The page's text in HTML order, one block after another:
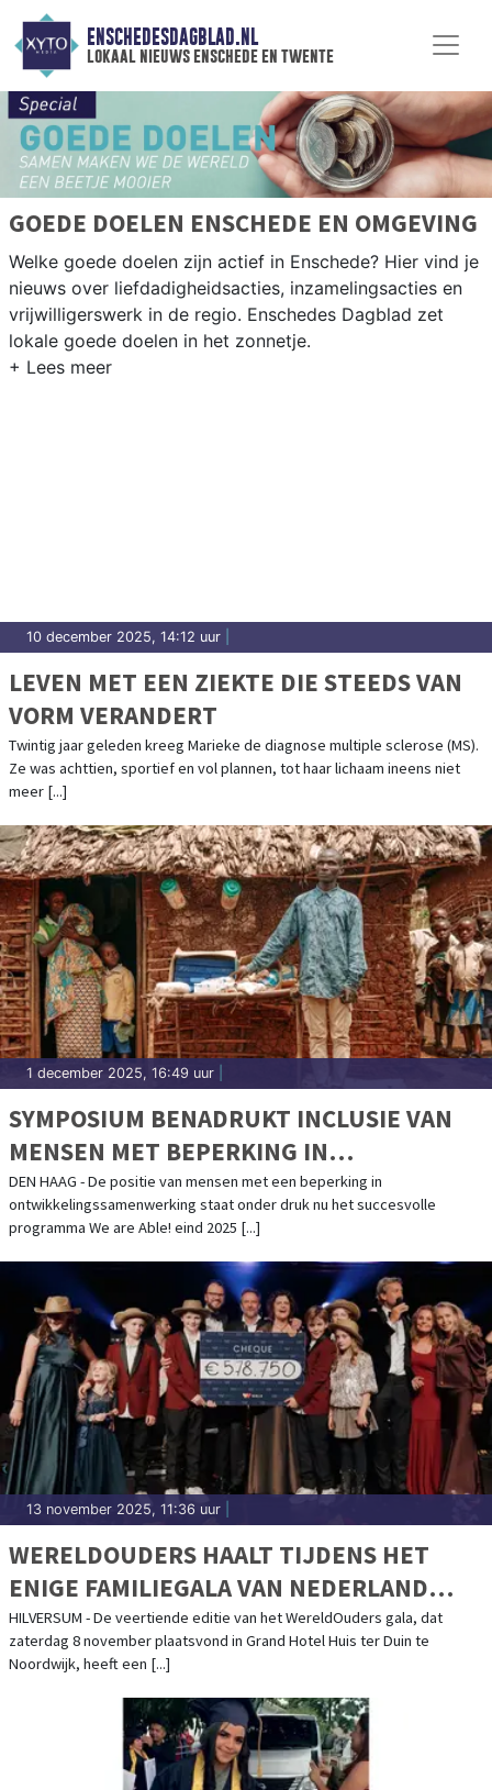
ENSCHEDESDAGBLAD.NL
lokaal nieuws enschede en twente
GOEDE DOELEN ENSCHEDE EN OMGEVING
Welke goede doelen zijn actief in Enschede? Hier vind je
nieuws over liefdadigheidsacties, inzamelingsacties en
vrijwilligerswerk in de regio. Enschedes Dagblad zet
lokale goede doelen in het zonnetje.
10 december 2025, 14:12 uur
LEVEN MET EEN ZIEKTE DIE STEEDS VAN
VORM VERANDERT
Twintig jaar geleden kreeg Marieke de diagnose multiple sclerose (MS).
Ze was achttien, sportief en vol plannen, tot haar lichaam ineens niet
meer [...]
1 december 2025, 16:49 uur
SYMPOSIUM BENADRUKT INCLUSIE VAN
MENSEN MET BEPERKING IN
ONTWIKKELINGSBELEID
DEN HAAG - De positie van mensen met een beperking in
ontwikkelingssamenwerking staat onder druk nu het succesvolle
programma We are Able! eind 2025 [...]
13 november 2025, 11:36 uur
WERELDOUDERS HAALT TIJDENS HET
ENIGE FAMILIEGALA VAN NEDERLAND
€578.750,- OP OM DE STROOM VAN
UITHUISPLAATSING IN BOLIVIA EN PERU
HILVERSUM - De veertiende editie van het WereldOuders gala, dat
zaterdag 8 november plaatsvond in Grand Hotel Huis ter Duin te
Noordwijk, heeft een [...]